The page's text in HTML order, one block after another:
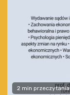
2 min przeczytania